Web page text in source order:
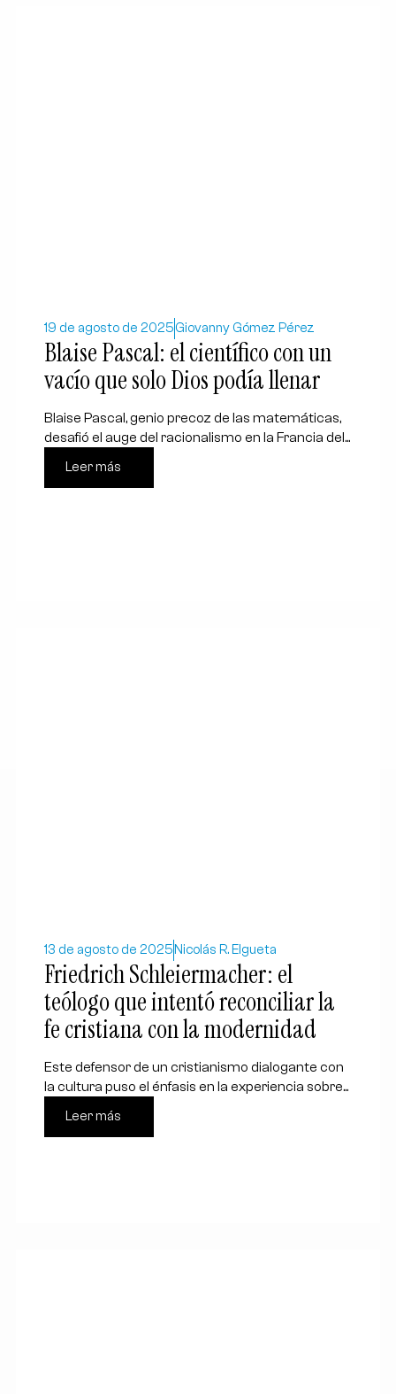
19 de agosto de 2025Giovanny Gómez Pérez
Blaise Pascal: el científico con un
vacío que solo Dios podía llenar
Blaise Pascal, genio precoz de las matemáticas,
desafió el auge del racionalismo en la Francia del...
Leer más
13 de agosto de 2025 Nicolás R. Elgueta
Friedrich Schleiermacher: el
teólogo que intentó reconciliar la
fe cristiana con la modernidad
Este defensor de un cristianismo dialogante con
la cultura puso el énfasis en la experiencia sobre...
Leer más